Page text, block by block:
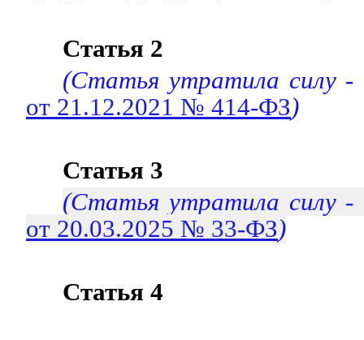
Статья 2
(Статья утратила силу -
от 21.12.2021 № 414-ФЗ)
Статья 3
(Статья утратила силу -
от 20.03.2025 № 33-ФЗ)
Статья 4